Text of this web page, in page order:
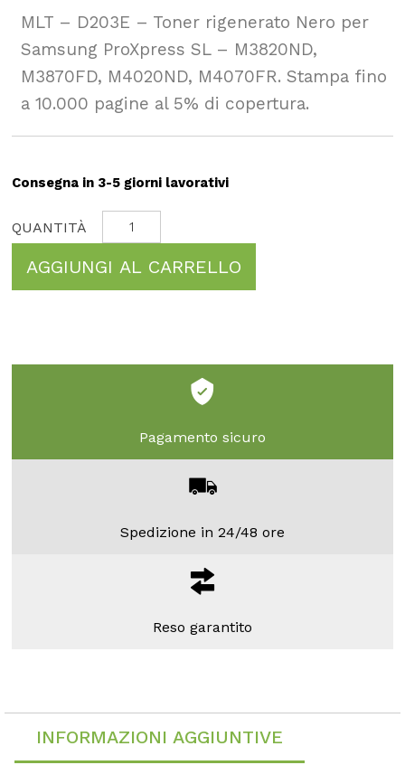
MLT – D203E – Toner rigenerato Nero per
Samsung ProXpress SL – M3820ND,
M3870FD, M4020ND, M4070FR. Stampa fino
a 10.000 pagine al 5% di copertura.
Consegna in 3-5 giorni lavorativi
AGGIUNGI AL CARRELLO
Pagamento sicuro
Spedizione in 24/48 ore
Reso garantito
INFORMAZIONI AGGIUNTIVE